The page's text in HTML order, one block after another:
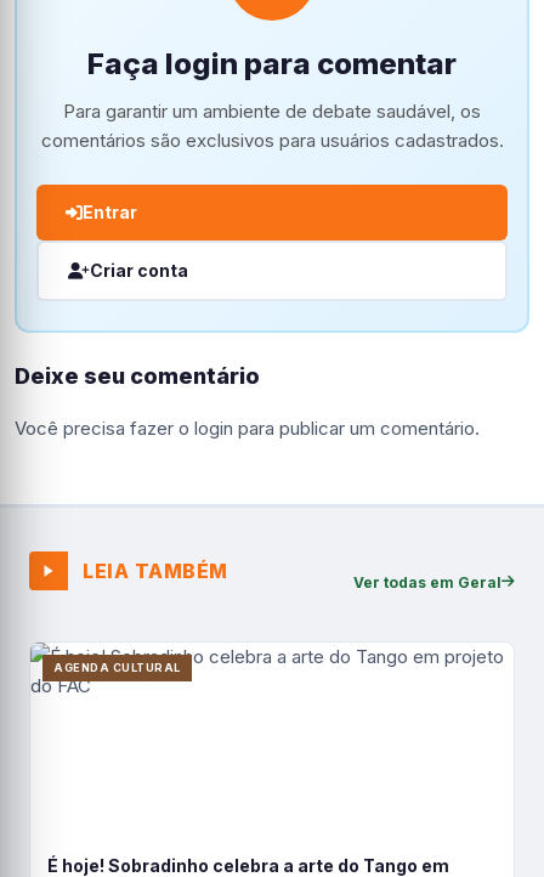
Faça login para comentar
Para garantir um ambiente de debate saudável, os
comentários são exclusivos para usuários cadastrados.
Entrar
Criar conta
Deixe seu comentário
Você precisa fazer o login para publicar um comentário.
LEIA TAMBÉM Ver todas em Geral
AGENDA CULTURAL
É hoje! Sobradinho celebra a arte do Tango em